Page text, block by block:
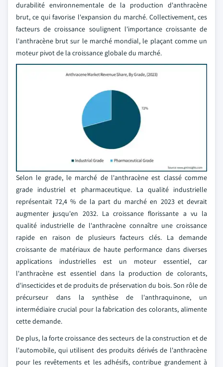
durabilité environnementale de la production d'anthracène
brut, ce qui favorise l'expansion du marché. Collectivement, ces
facteurs de croissance soulignent l'importance croissante de
l'anthracène brut sur le marché mondial, le plaçant comme un
moteur pivot de la croissance globale du marché.
Selon le grade, le marché de l'anthracène est classé comme
grade industriel et pharmaceutique. La qualité industrielle
représentait 72,4 % de la part du marché en 2023 et devrait
augmenter jusqu'en 2032. La croissance florissante a vu la
qualité industrielle de l'anthracène connaître une croissance
rapide en raison de plusieurs facteurs clés. La demande
croissante de matériaux de haute performance dans diverses
applications industrielles est un moteur essentiel, car
l'anthracène est essentiel dans la production de colorants,
d'insecticides et de produits de préservation du bois. Son rôle de
précurseur dans la synthèse de l'anthraquinone, un
intermédiaire crucial pour la fabrication des colorants, alimente
cette demande.
De plus, la forte croissance des secteurs de la construction et de
l'automobile, qui utilisent des produits dérivés de l'anthracène
pour les revêtements et les adhésifs, contribue grandement à